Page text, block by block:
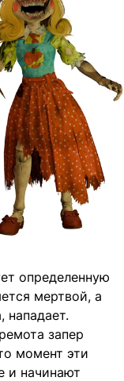
определенную
мертвой, а
нападает.
запер
момент эти
и начинают